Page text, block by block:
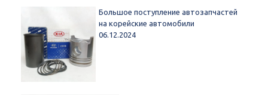
Большое поступление автозапчастей
на корейские автомобили
06.12.2024